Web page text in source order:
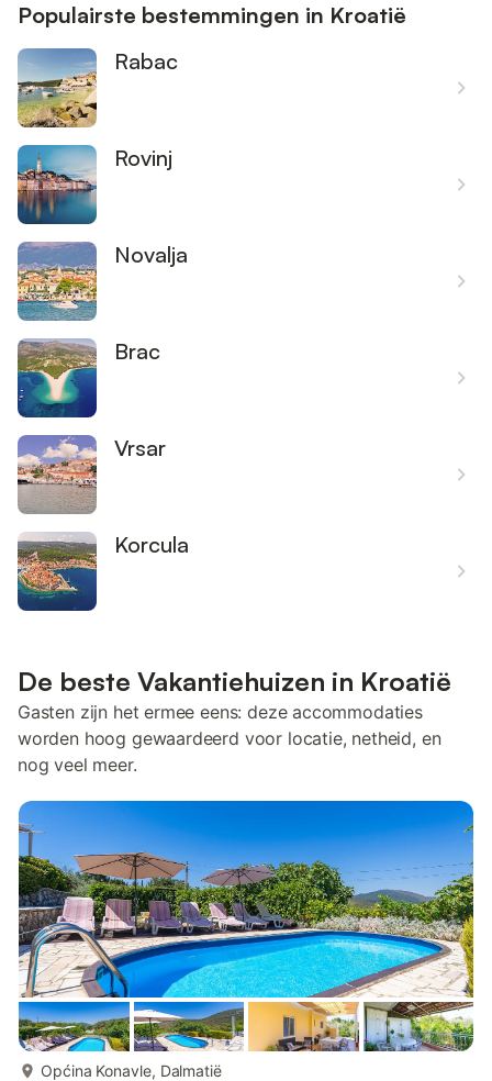
Populairste bestemmingen in Kroatië
Rabac
Rovinj
Novalja
Brac
Vrsar
Korcula
De beste Vakantiehuizen in Kroatië
Gasten zijn het ermee eens: deze accommodaties
worden hoog gewaardeerd voor locatie, netheid, en
nog veel meer.
Općina Konavle, Dalmatië